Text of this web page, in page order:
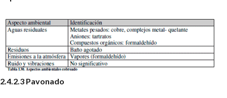
2.4.2.3 Pavonado